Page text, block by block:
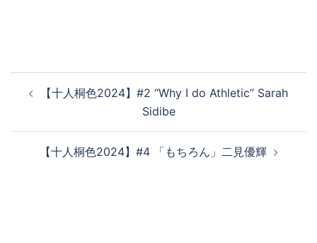
【十人桐色2024】#2 “Why I do Athletic” Sarah
Sidibe
【十人桐色2024】#4 「もちろん」二見優輝